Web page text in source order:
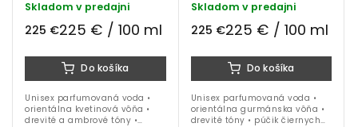
voda 100 ml
Skladom v predajni
225 €225 € / 100 ml
Do košíka
Unisex parfumovaná voda •
orientálna kvetinová vôňa •
drevité a ambrové tóny •
voda 100 ml
Skladom v predajni
225 €225 € / 100 ml
Do košíka
Unisex parfumovaná voda •
orientálna gurmánska vôňa •
drevité tóny • púčik čiernych